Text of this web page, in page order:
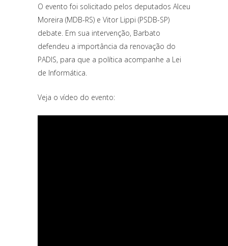
O evento foi solicitado pelos deputados Alceu
Moreira (MDB-RS) e Vitor Lippi (PSDB-SP)
debate. Em sua intervenção, Barbato
defendeu a importância da renovação do
PADIS, para que a política acompanhe a Lei
de Informática.
Veja o vídeo do evento: